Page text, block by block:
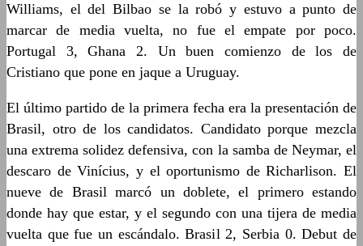
Williams, el del Bilbao se la robó y estuvo a punto de
marcar de media vuelta, no fue el empate por poco.
Portugal 3, Ghana 2. Un buen comienzo de los de
Cristiano que pone en jaque a Uruguay.
El último partido de la primera fecha era la presentación de
Brasil, otro de los candidatos. Candidato porque mezcla
una extrema solidez defensiva, con la samba de Neymar, el
descaro de Vinícius, y el oportunismo de Richarlison. El
nueve de Brasil marcó un doblete, el primero estando
donde hay que estar, y el segundo con una tijera de media
vuelta que fue un escándalo. Brasil 2, Serbia 0. Debut de